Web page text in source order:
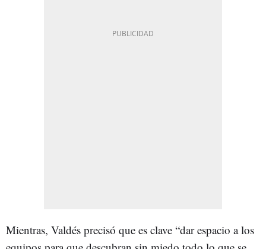
Mientras, Valdés precisó que es clave “dar espacio a los